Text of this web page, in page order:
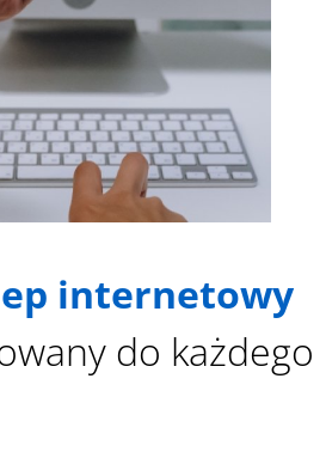
internetowy
do każdego